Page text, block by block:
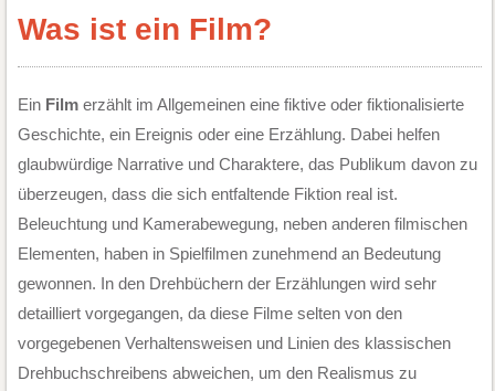
Was ist ein Film?
Ein Filmerzählt im Allgemeinen eine fiktive oder fiktionalisierte
Geschichte, ein Ereignis oder eine Erzählung. Dabei helfen
glaubwürdige Narrative und Charaktere, das Publikum davon zu
überzeugen, dass die sich entfaltende Fiktion real ist.
Beleuchtung und Kamerabewegung, neben anderen filmischen
Elementen, haben in Spielfilmen zunehmend an Bedeutung
gewonnen. In den Drehbüchern der Erzählungen wird sehr
detailliert vorgegangen, da diese Filme selten von den
vorgegebenen Verhaltensweisen und Linien des klassischen
Drehbuchschreibens abweichen, um den Realismus zu